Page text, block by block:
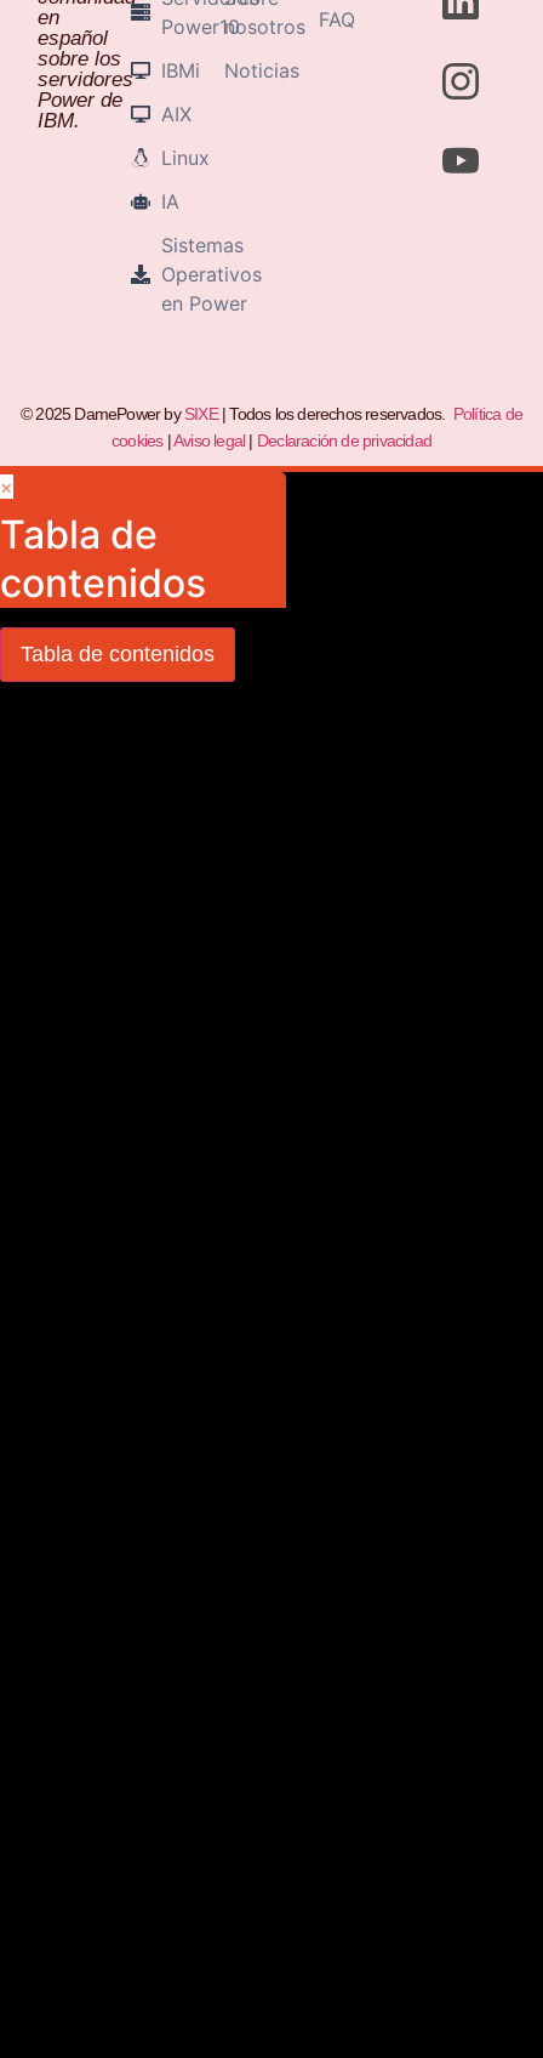
en
español
sobre los
servidores
Power de
IBM.
Power10
IBMi
AIX
Linux
IA
Sistemas
Operativos
en Power
nosotros
Noticias
FAQ
© 2025 DamePower bySIXE| Todos los derechos reservados. Política de
cookies|Aviso legal| Declaración de privacidad
×
Tabla de
contenidos
Tabla de contenidos